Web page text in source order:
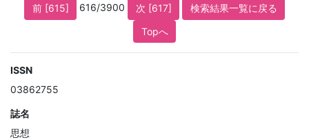
前 [615] 616/3900 次 [617]
検索結果一覧に戻る
Topへ
ISSN
03862755
誌名
思想